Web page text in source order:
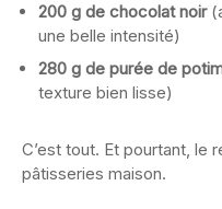
200 g de chocolat noir
une belle intensité)
280 g de purée de
texture bien lisse)
C’est tout. Et pourtant, le
pâtisseries maison.